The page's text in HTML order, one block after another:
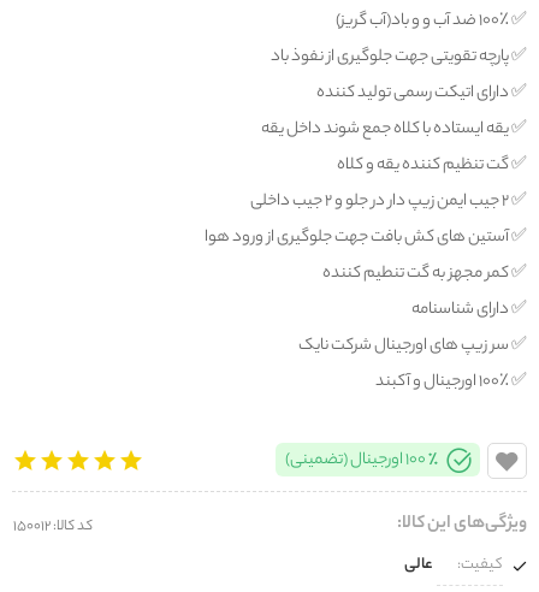
✅️ ۱۰۰٪ ضد آب و و باد(آب گریز)
✅️ پارچه تقویتی جهت جلوگیری از نفوذ باد
✅️ دارای اتیکت رسمی تولید کننده
✅️ یقه ایستاده با کلاه جمع شوند داخل یقه
✅️ گت تنظيم کننده یقه و کلاه
✅️ ۲ جیب ایمن زیپ دار در جلو و ۲ جیب داخلی
✅️ آستین های کش بافت جهت جلوگیری از ورود هوا
✅️ کمر مجهز به گت تنطیم کننده
✅️ دارای شناسنامه
✅️ سر زیپ های اورجینال شرکت نایک
✅️ ۱۰۰٪ اورجینال و آکبند
100% اورجینال (تضمینی)
ویژگی‌های این کالا: کد کالا: 150012
کیفیت:
عالی